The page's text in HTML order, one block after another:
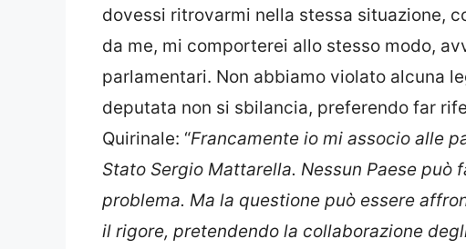
dovessi ritrovarmi nella stessa situazione,
da me, mi comporterei allo stesso modo,
parlamentari. Non abbiamo violato alcuna
deputata non si sbilancia, preferendo far
Quirinale: “Francamente io mi associo alle
Stato Sergio Mattarella. Nessun Paese può
problema. Ma la questione può essere
il rigore, pretendendo la collaborazione